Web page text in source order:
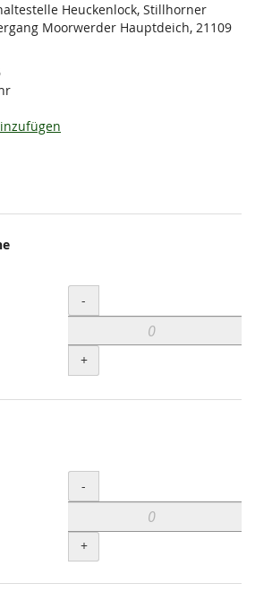
Heuckenlock, Stillhorner
Moorwerder Hauptdeich, 21109
Menge
-
+
Menge
-
+